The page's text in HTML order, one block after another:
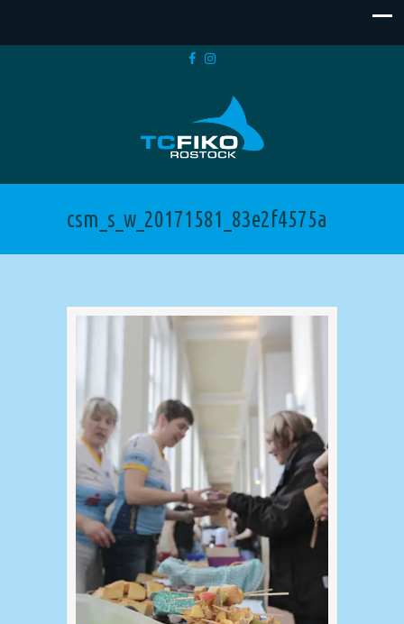
csm_s_w_20171581_83e2f4575a